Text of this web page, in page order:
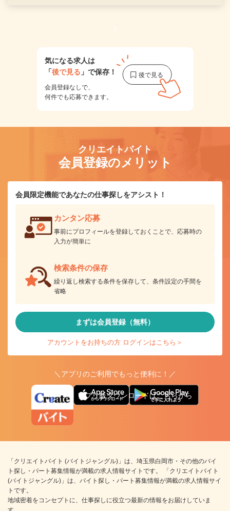
1
気になる求人は
「後で見る 」で保存！
会員登録なしで、
何件でも応募できます。
クリエイトバイト
会員登録のメリット
会員限定機能であなたの仕事探しをアシスト！
カンタン応募
事前にプロフィールを登録しておくことで、応募時の
入力が簡単に
検索条件の保存
繰り返し検索する条件を保存して、条件設定の手間を
省略
まずは会員登録（無料）
アカウントをお持ちの方 ログインはこちら＞
＼アプリのご利用でもっと便利に！／
アプリ版ダウンロードはこちらから
「クリエイトバイト (バイトジャングル)」は、埼玉県白岡市・その他のバイ
ト探し・パート募集情報が満載の求人情報サイトです。 「クリエイトバイト
(バイトジャングル)」は、バイト探し・パート募集情報が満載の求人情報サイ
トです。
地域密着をコンセプトに、仕事探しに役立つ最新の情報をお届けしていま